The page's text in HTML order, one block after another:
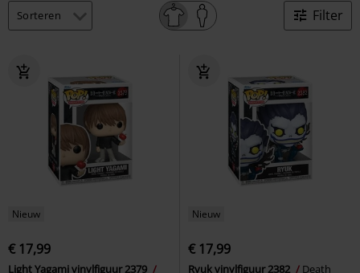
Filter
Nieuw
€ 17,99
Light Yagami vinylfiguur 2379
Nieuw
€ 17,99
Ryuk vinylfiguur 2382
Death